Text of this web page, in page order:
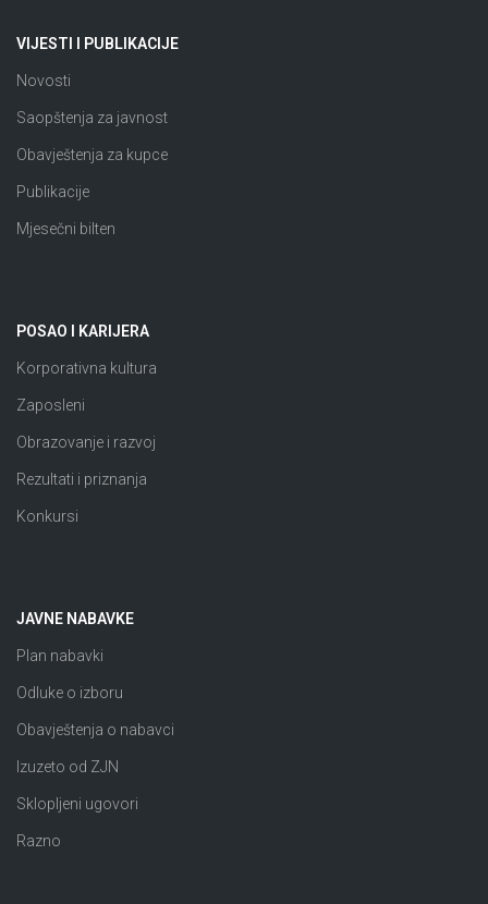
VIJESTI I PUBLIKACIJE
Novosti
Saopštenja za javnost
Obavještenja za kupce
Publikacije
Mjesečni bilten
POSAO I KARIJERA
Korporativna kultura
Zaposleni
Obrazovanje i razvoj
Rezultati i priznanja
Konkursi
JAVNE NABAVKE
Plan nabavki
Odluke o izboru
Obavještenja o nabavci
Izuzeto od ZJN
Sklopljeni ugovori
Razno